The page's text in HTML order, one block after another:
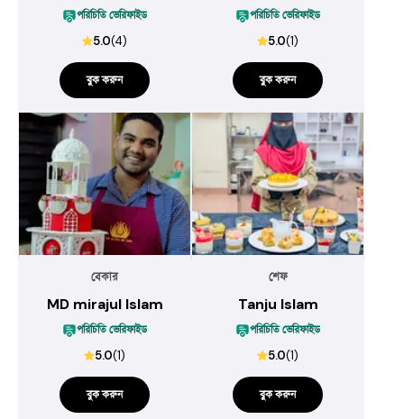
পরিচিতি ভেরিফাইড
5.0(4)
বুক করুন
পরিচিতি ভেরিফাইড
5.0(1)
বুক করুন
বেকার
MD mirajul Islam
পরিচিতি ভেরিফাইড
5.0(1)
বুক করুন
শেফ
Tanju Islam
পরিচিতি ভেরিফাইড
5.0(1)
বুক করুন